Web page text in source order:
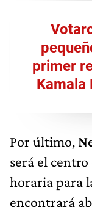
primer
Kamala
Por último,
será el
horaria para
encontrará